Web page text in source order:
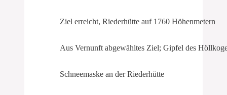
Ziel erreicht, Riederhütte auf 1760 Höhenmetern
Aus Vernunft abgewähltes Ziel; Gipfel des
Schneemaske an der Riederhütte